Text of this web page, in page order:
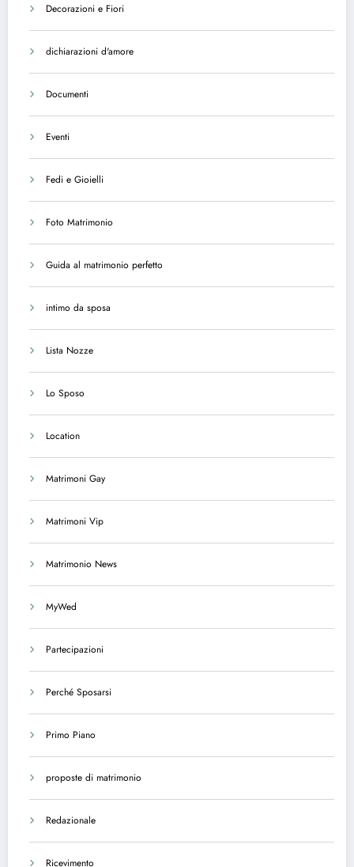
Decorazioni e Fiori
dichiarazioni d'amore
Documenti
Eventi
Fedi e Gioielli
Foto Matrimonio
Guida al matrimonio perfetto
intimo da sposa
Lista Nozze
Lo Sposo
Location
Matrimoni Gay
Matrimoni Vip
Matrimonio News
MyWed
Partecipazioni
Perché Sposarsi
Primo Piano
proposte di matrimonio
Redazionale
Ricevimento